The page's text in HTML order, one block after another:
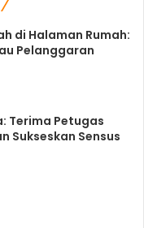
di Halaman Rumah:
Pelanggaran
Terima Petugas
Sukseskan Sensus